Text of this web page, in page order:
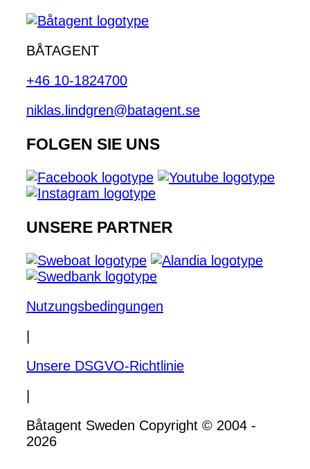
BÅTAGENT
+46 10-1824700
niklas.lindgren@batagent.se
FOLGEN SIE UNS
UNSERE PARTNER
Nutzungsbedingungen
Unsere DSGVO-Richtlinie
Båtagent Sweden Copyright © 2004 -
2026